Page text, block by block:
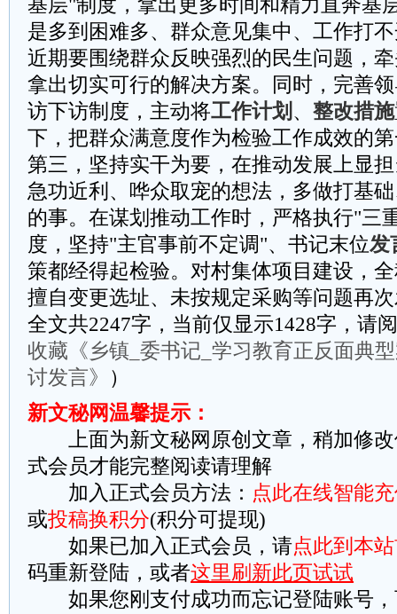
基层"制度，拿出更多时间和精力直奔基
是多到困难多、群众意见集中、工作打
近期要围绕群众反映强烈的民生问题，
拿出切实可行的解决方案。同时，完善
访下访制度，主动将工作计划 、 整改措施
下，把群众满意度作为检验工作成效的
第三，坚持实干为要，在推动发展上显
急功近利、哗众取宠的想法，多做打基
的事。在谋划推动工作时，严格执行"三
度，坚持"主官事前不定调"、书记末位发
策都经得起检验。对村集体项目建设，
擅自变更选址、未按规定采购等问题再
全文共2247字，当前仅显示1428字，请
收藏《乡镇_委书记_学习教育正反面典
讨发言》
）
新文秘网温馨提示：
上面为新文秘网原创文章，稍加修改
式会员才能完整阅读请理解
加入正式会员方法： 点此在线智能
或投稿换积分(积分可提现)
如果已加入正式会员，请点此到本
码重新登陆，或者这里刷新此页试试
如果您刚支付成功而忘记登陆账号，